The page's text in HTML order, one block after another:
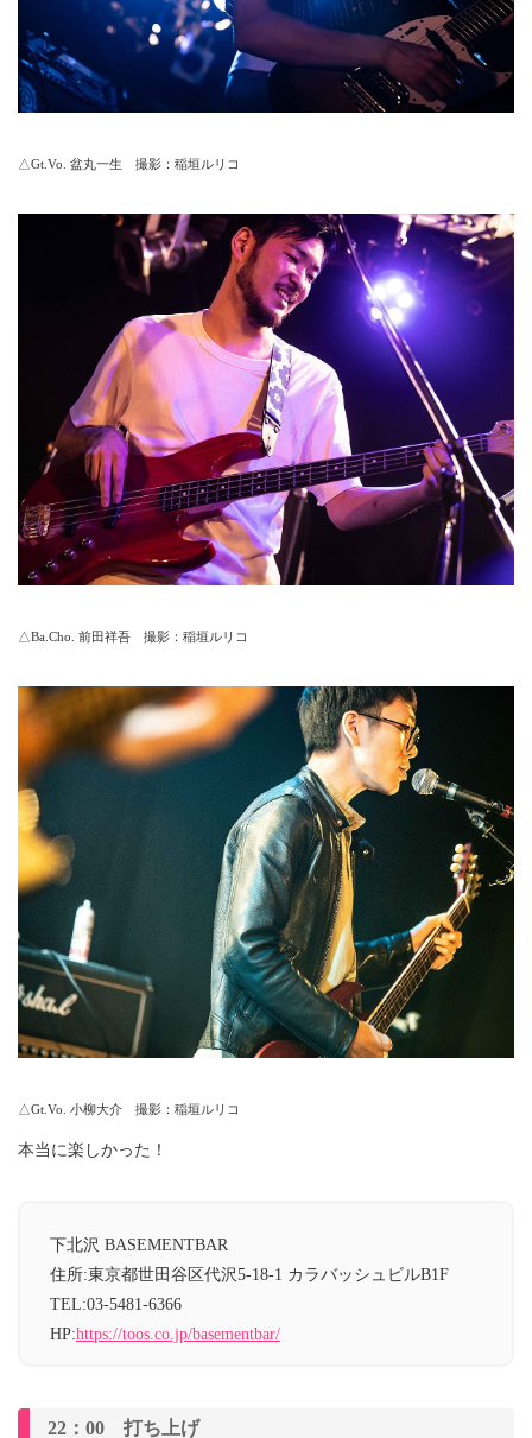
△Gt.Vo. 盆丸一生 撮影：稲垣ルリコ
△Ba.Cho. 前田祥吾 撮影：稲垣ルリコ
△Gt.Vo. 小柳大介 撮影：稲垣ルリコ
本当に楽しかった！
下北沢 BASEMENTBAR
住所:東京都世田谷区代沢5-18-1 カラバッシュビルB1F
TEL:03-5481-6366
HP:https://toos.co.jp/basementbar/
22：00 打ち上げ